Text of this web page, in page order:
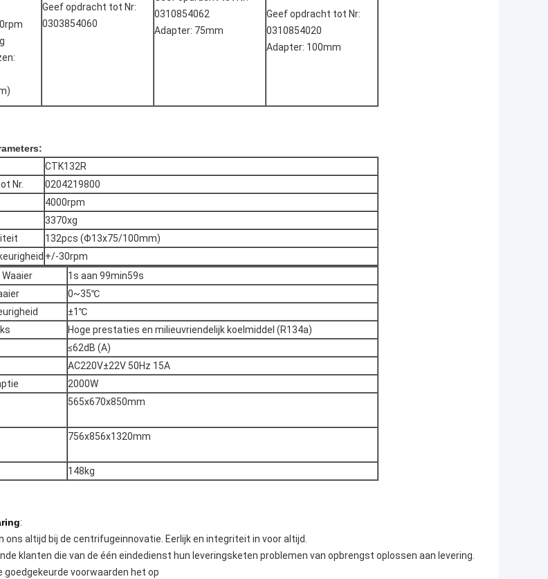
Geef opdracht tot Nr:
0303854060
0310854062
Adapter: 75mm
Geef opdracht tot Nr:
0310854020
Adapter: 100mm
CTK132R
Nr.
0204219800
4000rpm
3370xg
132pcs (Φ13x75/100mm)
+/-30rpm
1s aan 99min59s
0~35℃
±1℃
Hoge prestaties en milieuvriendelijk koelmiddel (R134a)
≤62dB (A)
AC220V±22V 50Hz 15A
2000W
565x670x850mm
756x856x1320mm
148kg
:
ons altijd bij de centrifugeinnovatie. Eerlijk en integriteit in voor altijd.
klanten die van de één eindedienst hun leveringsketen problemen van opbrengst oplossen aan levering.
goedgekeurde voorwaarden het op